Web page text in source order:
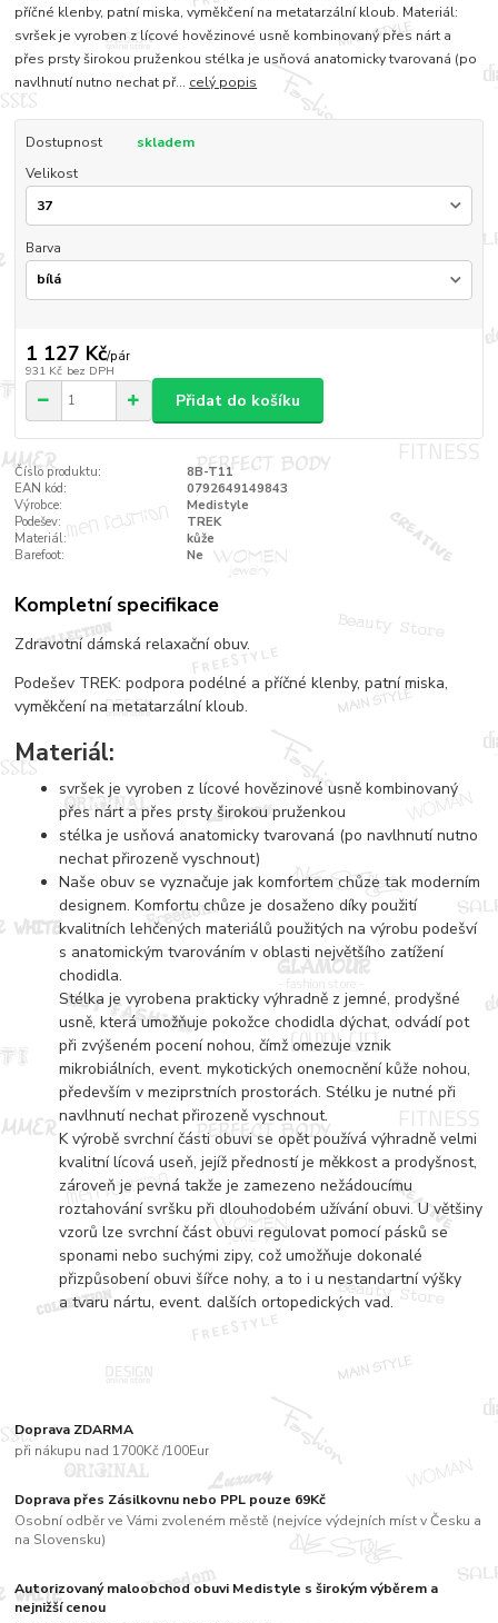
příčné klenby, patní miska, vyměkčení na metatarzální kloub. Materiál:
svršek je vyroben z lícové hovězinové usně kombinovaný přes nárt a
přes prsty širokou pruženkou stélka je usňová anatomicky tvarovaná (po
navlhnutí nutno nechat př... celý popis
Dostupnost
skladem
Velikost
Barva
1 127 Kč/pár
931 Kč bez DPH
Přidat do košíku
Číslo produktu:
8B-T11
EAN kód:
0792649149843
Výrobce:
Medistyle
Podešev:
TREK
Materiál:
kůže
Barefoot:
Ne
Doprava ZDARMA
při nákupu nad 1700Kč /100Eur
Doprava přes Zásilkovnu nebo PPL pouze 69Kč
Osobní odběr ve Vámi zvoleném městě (nejvíce výdejních míst v Česku a
na Slovensku)
Autorizovaný maloobchod obuvi Medistyle s širokým výběrem a
nejnižší cenou
Kompletní specifikace
Zdravotní dámská relaxační obuv.
Podešev TREK: podpora podélné a příčné klenby, patní miska,
vyměkčení na metatarzální kloub.
Materiál:
svršek je vyroben z lícové hovězinové usně kombinovaný
přes nárt a přes prsty širokou pruženkou
stélka je usňová anatomicky tvarovaná (po navlhnutí nutno
nechat přirozeně vyschnout)
Naše obuv se vyznačuje jak komfortem chůze tak moderním
designem. Komfortu chůze je dosaženo díky použití
kvalitních lehčených materiálů použitých na výrobu podešví
s anatomickým tvarováním v oblasti největšího zatížení
chodidla.
Stélka je vyrobena prakticky výhradně z jemné, prodyšné
usně, která umožňuje pokožce chodidla dýchat, odvádí pot
při zvýšeném pocení nohou, čímž omezuje vznik
mikrobiálních, event. mykotických onemocnění kůže nohou,
především v meziprstních prostorách. Stélku je nutné při
navlhnutí nechat přirozeně vyschnout.
K výrobě svrchní části obuvi se opět používá výhradně velmi
kvalitní lícová useň, jejíž předností je měkkost a prodyšnost,
zároveň je pevná takže je zamezeno nežádoucímu
roztahování svršku při dlouhodobém užívání obuvi. U většiny
vzorů lze svrchní část obuvi regulovat pomocí pásků se
sponami nebo suchými zipy, což umožňuje dokonalé
přizpůsobení obuvi šířce nohy, a to i u nestandartní výšky
a tvaru nártu, event. dalších ortopedických vad.